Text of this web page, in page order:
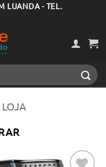
LUANDA - TEL.
LOJA